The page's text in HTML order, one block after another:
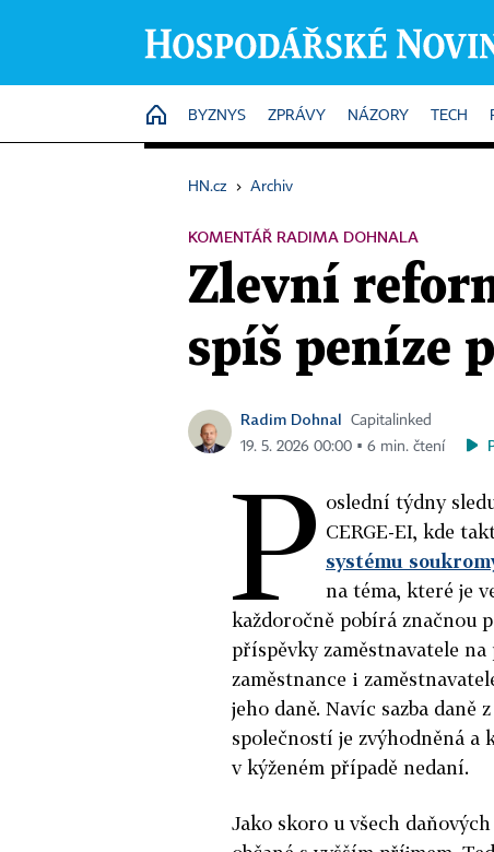
HOME
BYZNYS ZPRÁVY NÁZORY TECH
HN.cz › Archiv
KOMENTÁŘ RADIMA DOHNALA
Zlevní
spíš peníze
Radim Dohnal
Capitalinked
19. 5. 2026 00:00 ▪ 6 min. čtení
P oslední týdny
CERGE-EI, kde
systému
na téma, které je
každoročně pobírá značnou
příspěvky zaměstnavatele na
zaměstnance i
jeho daně. Navíc sazba
společností je zvýhodněná a
v kýženém případě nedaní.
Jako skoro u všech